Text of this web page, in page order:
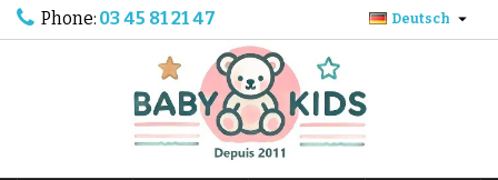
Phone: 03 45 81 21 47 Deutsch 